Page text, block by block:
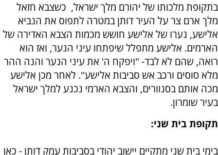
בתקופת מלכותו של יהורם מלך ישראל, כשצבא חזאל
מלך ארם צר על העיר דותן במטרה לתפוס את הנביא
אלישע, נערו של אלישע חושש מכמות הצבא האדירה של
הארמים. אלישע מתפלל שיפתחו עיני הנער, ואז הוא
רואה, שהם לא לבד- "ויפקח ה' את עיני הנער והנה ההר
מלא סוסים ורכב אש סביבות אלישע". לאחר מכן אלישע
מכה אותם בסנוורים, והצבא הארמי נכנע למלך ישראל
בעיר שומרון.
תקופת בית שני:
בימי בית שני מתקיים יישוב יהודי בסביבות עמק דותן - כאן